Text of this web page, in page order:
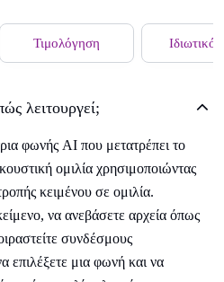
Τιμολόγηση
λειτουργεί;
φωνής AI που μετατρέπει το
ομιλία χρησιμοποιώντας
κειμένου σε ομιλία.
να ανεβάσετε αρχεία όπως
συνδέσμους
επιλέξετε μια φωνή και να